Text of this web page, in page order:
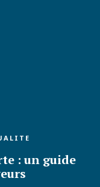
: un guide